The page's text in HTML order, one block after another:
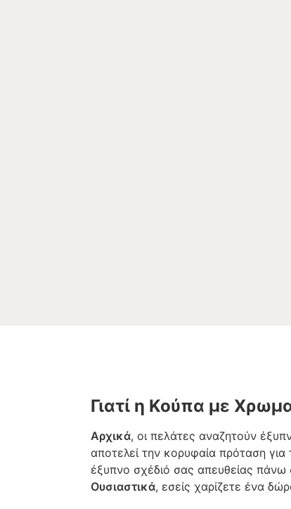
Γιατί η Κούπα με
Αρχικά, οι πελάτες αναζητούν
αποτελεί την κορυφαία πρόταση για
έξυπνο σχέδιό σας απευθείας πάνω
Ουσιαστικά, εσείς χαρίζετε ένα